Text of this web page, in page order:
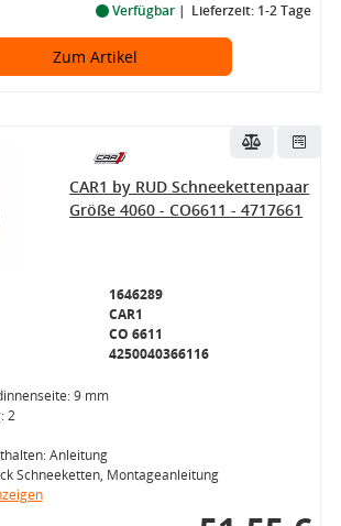
Verfügbar Lieferzeit: 1-2 Tage
Zum Artikel
CAR1 by RUD Schneekettenpaar
Größe 4060 - CO6611 - 4717661
1646289
CAR1
CO 6611
4250040366116
9 mm
2
Anleitung
Schneeketten, Montageanleitung